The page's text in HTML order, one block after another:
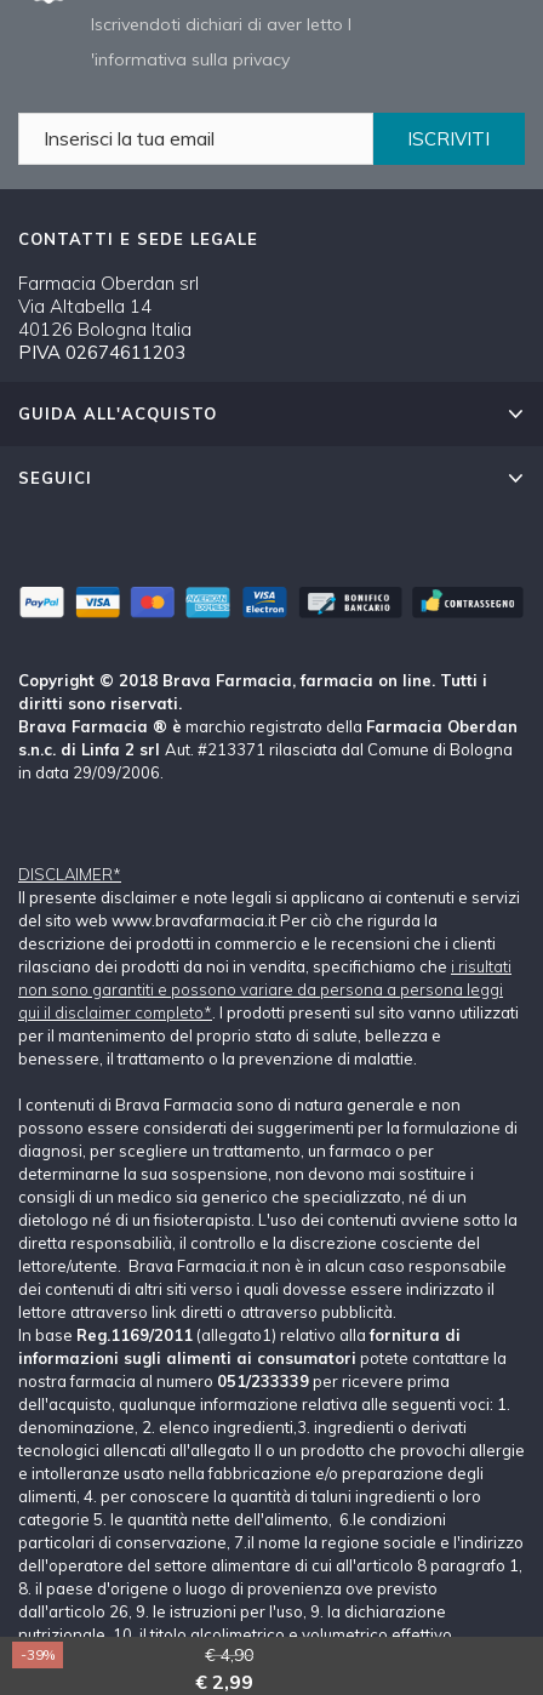
€ 4,90
-39%
€ 2,99
Lascia un messaggio
Iscrivendoti dichiari di aver letto l
'informativa sulla privacy
ISCRIVITI
CONTATTI E SEDE LEGALE
Farmacia Oberdan srl
Via Altabella 14
40126 Bologna Italia
PIVA 02674611203
GUIDA ALL'ACQUISTO
SEGUICI
Copyright © 2018 Brava Farmacia, farmacia on line. Tutti i
diritti sono riservati.
Brava Farmacia ® è marchio registrato della Farmacia Oberdan
s.n.c. di Linfa 2 srl Aut. #213371 rilasciata dal Comune di Bologna
in data 29/09/2006.
DISCLAIMER*
Il presente disclaimer e note legali si applicano ai contenuti e servizi
del sito web www.bravafarmacia.it Per ciò che rigurda la
descrizione dei prodotti in commercio e le recensioni che i clienti
rilasciano dei prodotti da noi in vendita, specifichiamo che i risultati
non sono garantiti e possono variare da persona a persona leggi
qui il disclaimer completo* . I prodotti presenti sul sito vanno utilizzati
per il mantenimento del proprio stato di salute, bellezza e
benessere, il trattamento o la prevenzione di malattie.
I contenuti di Brava Farmacia sono di natura generale e non
possono essere considerati dei suggerimenti per la formulazione di
diagnosi, per scegliere un trattamento, un farmaco o per
determinarne la sua sospensione, non devono mai sostituire i
consigli di un medico sia generico che specializzato, né di un
dietologo né di un fisioterapista. L'uso dei contenuti avviene sotto la
diretta responsabilià, il controllo e la discrezione cosciente del
lettore/utente. Brava Farmacia.it non è in alcun caso responsabile
dei contenuti di altri siti verso i quali dovesse essere indirizzato il
lettore attraverso link diretti o attraverso pubblicità.
In base Reg.1169/2011 (allegato1) relativo allafornitura di
informazioni sugli alimenti ai consumatori potete contattare la
nostra farmacia al numero 051/233339per ricevere prima
dell'acquisto, qualunque informazione relativa alle seguenti voci: 1.
denominazione, 2. elenco ingredienti,3. ingredienti o derivati
tecnologici allencati all'allegato II o un prodotto che provochi allergie
e intolleranze usato nella fabbricazione e/o preparazione degli
alimenti, 4. per conoscere la quantità di taluni ingredienti o loro
categorie 5. le quantità nette dell'alimento, 6.le condizioni
particolari di conservazione, 7.il nome la regione sociale e l'indirizzo
dell'operatore del settore alimentare di cui all'articolo 8 paragrafo 1,
8. il paese d'origene o luogo di provenienza ove previsto
dall'articolo 26, 9. le istruzioni per l'uso, 9. la dichiarazione
nutrizionale, 10. il titolo alcolimetrico e volumetrico effettivo.